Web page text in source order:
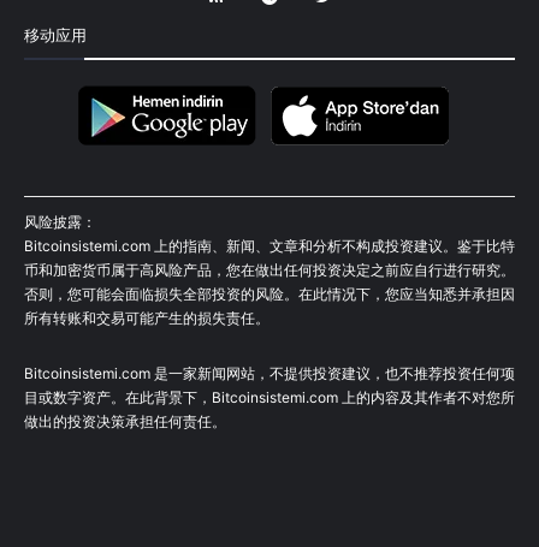
移动应用
风险披露：
Bitcoinsistemi.com 上的指南、新闻、文章和分析不构成投资建议。鉴于比特
币和加密货币属于高风险产品，您在做出任何投资决定之前应自行进行研究。
否则，您可能会面临损失全部投资的风险。在此情况下，您应当知悉并承担因
所有转账和交易可能产生的损失责任。
Bitcoinsistemi.com 是一家新闻网站，不提供投资建议，也不推荐投资任何项
目或数字资产。在此背景下，Bitcoinsistemi.com 上的内容及其作者不对您所
做出的投资决策承担任何责任。